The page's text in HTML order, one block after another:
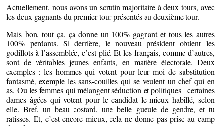
Actuellement, nous avons un scrutin majoritaire à deux tours, avec
les deux gagnants du premier tour présentés au deuxième tour.
Mais bon, tout ça, ça donne un 100% gagnant et tous les autres
100% perdants. Si derrière, le nouveau président obtient les
godillots à l’assemblée, c’est plié. Et les français, comme d’autres,
sont de véritables jeunes enfants, en matière électorale. Deux
exemples : les hommes qui votent pour leur moi de substitution
fantasmé, exemple les sans-couilles qui se veulent un chef qui en
as. Ou les femmes qui mélangent séduction et politiques : certaines
dames âgées qui votent pour le candidat le mieux habillé, selon
elle. Bref, un beau costard, une belle gueule de gendre, et tu
ratisses. Et, c’est encore mieux, cela ne donne pas prise au camp